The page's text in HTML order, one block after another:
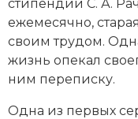
стипендии С. А.
ежемесячно,
своим трудом.
жизнь опекал
ним переписку.
Одна из первых